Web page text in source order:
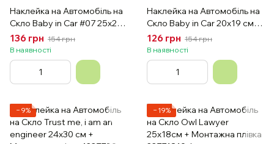
Наклейка на Автомобіль на
Скло Вaby in Car #07 25х22
см + Монтажна плівка
136 грн 154 грн
В наявності
Наклейка на Автомобіль на
Скло Вaby in Car 20х19 см +
Монтажна плівка
126 грн 154 грн
В наявності
−9% −19%